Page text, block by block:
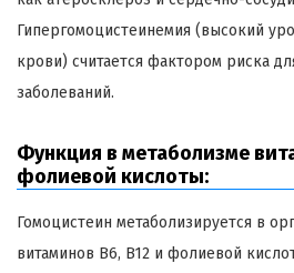
Гипергомоцистеинемия (высокий
крови) считается фактором риска
заболеваний.
Функция в метаболизме
фолиевой кислоты:
Гомоцистеин метаболизируется в
витаминов B6, B12 и фолиевой